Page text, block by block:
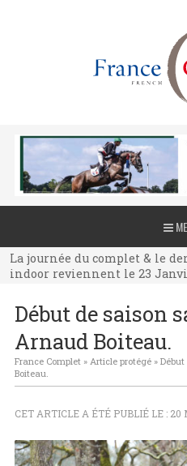
La journée du complet & le
indoor reviennent le 23
La journée du complet & le
indoor reviennent le 23
indoor reviennent le 23
Début de saison
Arnaud Boiteau.
France Complet» Article protégé»
Boiteau.
CET ARTICLE A ÉTÉ PUBLIÉ LE : 20